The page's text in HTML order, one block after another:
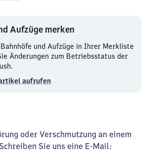
Aufzüge merken
und Aufzüge in Ihrer Merkliste
Änderungen zum Betriebsstatus der
aufrufen
oder Verschmutzung an einem
Sie uns eine E-Mail: